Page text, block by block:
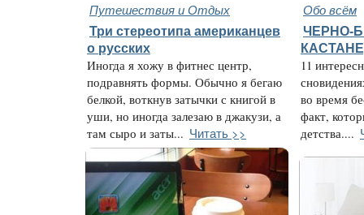
Путешествия и Отдых Обо всём
Три стереотипа американцев
о русских
Иногда я хожу в фитнес центр,
подравнять формы. Обычно я бегаю
белкой, воткнув затычки с книгой в
уши, но иногда залезаю в джакузи, а
там сыро и заты... Читать >>
ЧЕРНО-
11
во время
факт,
детства....